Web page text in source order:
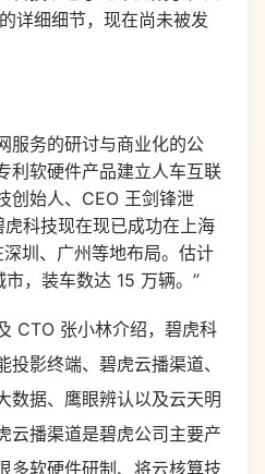
详细细节，现在尚未被发
服务的研讨与商业化的公
利软硬件产品建立人车互联
创始人、CEO 王剑锋泄
科技现在现已成功在上海
圳、广州等地布局。估计
，装车数达 15 万辆。”
CTO 张小林介绍，碧虎科
影终端、碧虎云播渠道、
数据、鹰眼辨认以及云天明
云播渠道是碧虎公司主要产
多软硬件研制、将云核算技